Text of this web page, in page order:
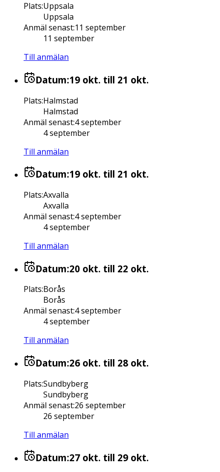
Plats:Uppsala
Uppsala
Anmäl senast:11 september
11 september
Till anmälan
Datum:19 okt. till 21 okt.
Plats:Halmstad
Halmstad
Anmäl senast:4 september
4 september
Till anmälan
Datum:19 okt. till 21 okt.
Plats:Axvalla
Axvalla
Anmäl senast:4 september
4 september
Till anmälan
Datum:20 okt. till 22 okt.
Plats:Borås
Borås
Anmäl senast:4 september
4 september
Till anmälan
Datum:26 okt. till 28 okt.
Plats:Sundbyberg
Sundbyberg
Anmäl senast:26 september
26 september
Till anmälan
Datum:27 okt. till 29 okt.